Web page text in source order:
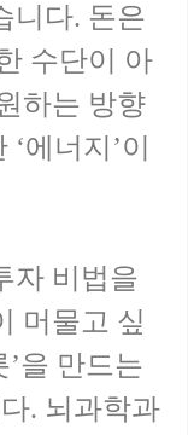
니다. 돈은
수단이 아
하는 방향
에너지’이
자 비법을
머물고 싶
’을 만드는
. 뇌과학과